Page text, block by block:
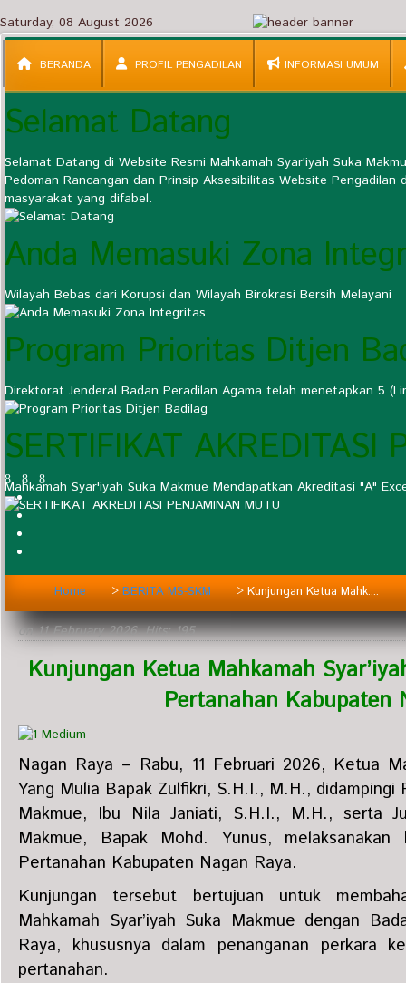
Saturday, 08 August 2026
BERANDA PROFIL PENGADILAN INFORMASI UMUM
Selamat Datang
Selamat Datang di Website Resmi Mahkamah Syar'iyah Suka
Pedoman Rancangan dan Prinsip Aksesibilitas Website
masyarakat yang difabel.
Anda Memasuki Zona
Wilayah Bebas dari Korupsi dan Wilayah Birokrasi Bersih Melayani
Program Prioritas Ditjen
Direktorat Jenderal Badan Peradilan Agama telah menetapkan 5
SERTIFIKAT AKREDITASI
Mahkamah Syar'iyah Suka Makmue Mendapatkan Akreditasi "A"
Home >BERITA MS-SKM >Kunjungan Ketua Mahk....
on11 February 2026. Hits: 195
Kunjungan Ketua Mahkamah
Pertanahan Kabupaten
Nagan Raya – Rabu, 11 Februari 2026, Ketua
Yang Mulia Bapak Zulfikri, S.H.I., M.H., didampingi
Makmue, Ibu Nila Janiati, S.H.I., M.H., serta
Makmue, Bapak Mohd. Yunus,
Pertanahan Kabupaten Nagan Raya.
Kunjungan tersebut bertujuan untuk
Mahkamah Syar’iyah Suka Makmue dengan
Raya, khususnya dalam penanganan perkara
pertanahan.